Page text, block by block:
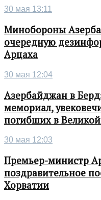
30 мая 13:11
Минобороны
очередную
Арцаха
30 мая 12:04
Азербайджан в
мемориал,
погибших в
30 мая 12:03
Премьер-министр
поздравительное
Хорватии